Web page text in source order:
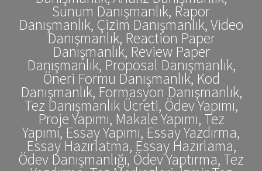
Sunum Danışmanlık, Rapor
Danışmanlık, Çizim Danışmanlık, Video
Danışmanlık, Reaction Paper
Danışmanlık, Review Paper
Danışmanlık, Proposal Danışmanlık,
Öneri Formu Danışmanlık, Kod
Danışmanlık, Formasyon Danışmanlık,
Tez Danışmanlık Ücreti, Ödev Yapımı,
Proje Yapımı, Makale Yapımı, Tez
Yapımı, Essay Yapımı, Essay Yazdırma,
Essay Hazırlatma, Essay Hazırlama,
Ödev Danışmanlığı, Ödev Yaptırma, Tez